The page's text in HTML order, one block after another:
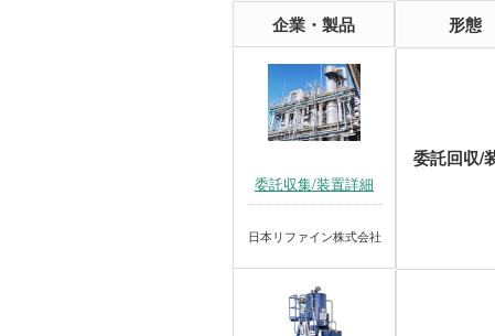
企業・製品 形態
委託収集/装置詳細
日本リファイン株式会社
委託回収/